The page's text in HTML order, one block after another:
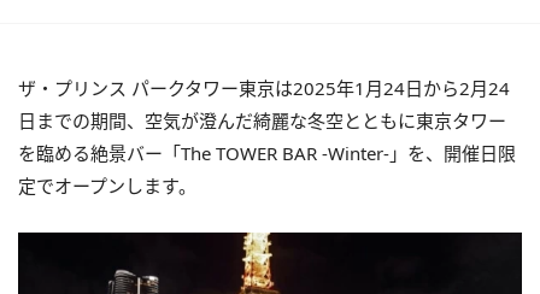
ザ・プリンス パークタワー東京は2025年1月24日から2月24
日までの期間、空気が澄んだ綺麗な冬空とともに東京タワー
を臨める絶景バー「The TOWER BAR -Winter-」を、開催日限
定でオープンします。